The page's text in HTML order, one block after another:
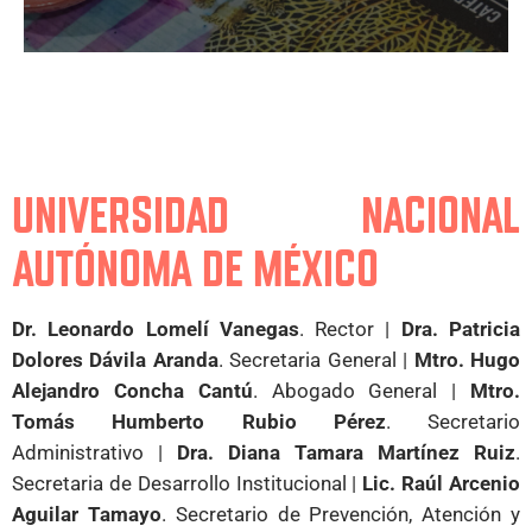
UNIVERSIDAD NACIONAL
AUTÓNOMA DE MÉXICO
Dr. Leonardo Lomelí Vanegas. Rector | Dra. Patricia
Dolores Dávila Aranda. Secretaria General | Mtro. Hugo
Alejandro Concha Cantú. Abogado General | Mtro.
Tomás Humberto Rubio Pérez. Secretario
Administrativo | Dra. Diana Tamara Martínez Ruiz.
Secretaria de Desarrollo Institucional | Lic. Raúl Arcenio
Aguilar Tamayo. Secretario de Prevención, Atención y